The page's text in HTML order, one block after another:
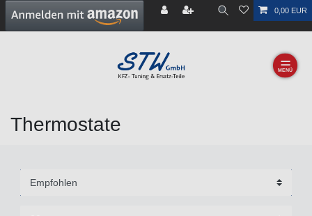
0,00 EUR
☰
Thermostate